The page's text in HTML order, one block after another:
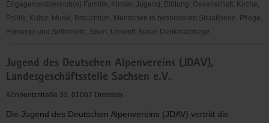
Engagementbereich(e) Familie, Kinder, Jugend, Bildung, Gesellschaft, Kirche,
Politik, Kultur, Musik, Brauchtum, Menschen in besonderen Situationen, Pflege,
Fürsorge und Selbsthilfe, Sport, Umwelt, Natur, Denkmalpflege
Jüdischer
Ärzte
und
medizinischer
Jugend des Deutschen Alpenvereins (JDAV),
Landesgeschäftsstelle Sachsen e.V.
Könneritzstraße 33, 01067 Dresden
Die Jugend des Deutschen Alpenvereins (JDAV) vertritt die